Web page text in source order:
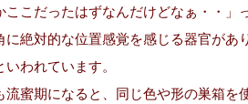
こだったはずなんだけどなぁ・・」
に絶対的な位置感覚を感じる器官があ
われています。
流蜜期になると、同じ色や形の巣箱を